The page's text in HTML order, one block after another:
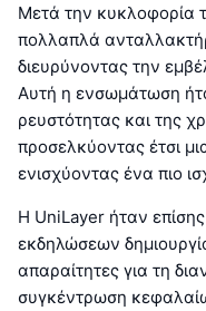
Μετά την κυκλοφορία
πολλαπλά
διευρύνοντας την
Αυτή η ενσωμάτωση
ρευστότητας και της
προσελκύοντας έτσι
ενισχύοντας ένα πιο
Η UniLayer ήταν
εκδηλώσεων
απαραίτητες για τη
συγκέντρωση